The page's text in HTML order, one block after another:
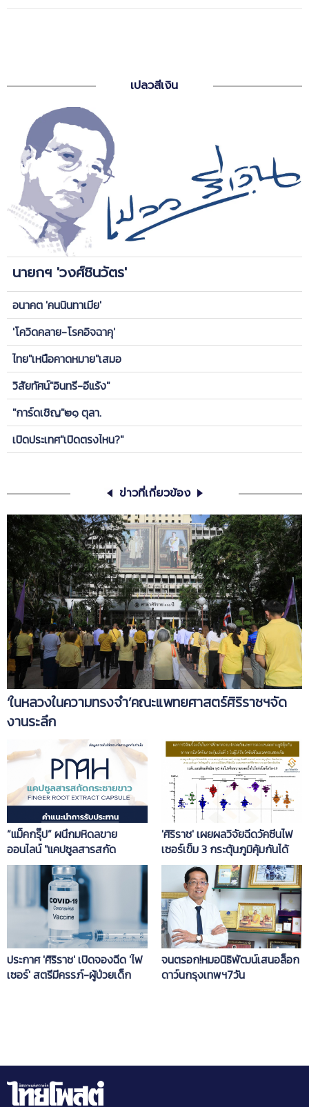
เปลวสีเงิน
นายกฯ 'วงศ์ชินวัตร'
อนาคต 'คนนินทาเมีย'
'โควิดคลาย-โรคอิจฉาคุ'
ไทย"เหนือคาดหมาย"เสมอ
วิสัยทัศน์"อินทรี-อีแร้ง"
"การ์ดเชิญ"๒๑ ตุลา.
เปิดประเทศ"เปิดตรงไหน?"
ข่าวที่เกี่ยวข้อง
‘ในหลวงในความทรงจำ’คณะแพทยศาสตร์ศิริราชฯจัด
งานระลึก
“แม็คกรุ๊ป” ผนึกมหิดลขาย
ออนไลน์ "แคปซูลสารสกัด
กระชายขาว"สู้โควิด
'ศิริราช' เผยผลวิจัยฉีดวัคซีนไฟ
เซอร์เข็ม 3 กระตุ้นภูมิคุ้มกันได้
สูงสุดในผู้รับซิโนแวคครบ 2 เข็ม
ประกาศ 'ศิริราช' เปิดจองฉีด 'ไฟ
เซอร์' สตรีมีครรภ์-ผู้ป่วยเด็ก
จนตรอก!หมอนิธิพัฒน์เสนอล็อก
ดาว์นกรุงเทพฯ7วัน